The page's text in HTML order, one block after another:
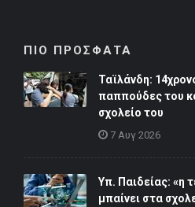
ΠΙΟ ΠΡΟΣΦΑΤΑ
Ταϊλάνδη:
παππούδες του
σχολείο του
7 Αυγ 2026
Υπ. Παιδείας: «η
μπαίνει στα